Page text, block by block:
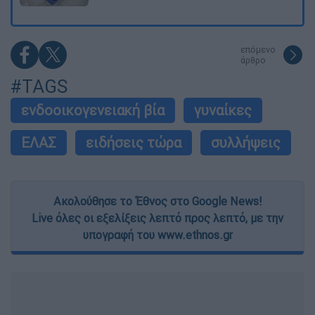
επόμενο
άρθρο
#TAGS
ενδοοικογενειακή βία
γυναίκες
ΕΛΑΣ
ειδήσεις τώρα συλλήψεις
Ακολούθησε το Έθνος στο Google News!
Live όλες οι εξελίξεις λεπτό προς λεπτό, με την
υπογραφή του www.ethnos.gr